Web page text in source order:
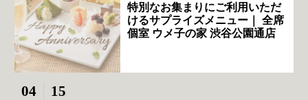
特別なお集まりにご利用いただ
けるサプライズメニュー｜ 全席
個室 ウメ子の家 渋谷公園通店
04 15